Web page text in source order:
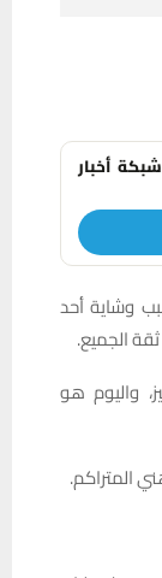
شبكة أخبار
وشاية أحد
الجميع.
واليوم هو
المتراكم.